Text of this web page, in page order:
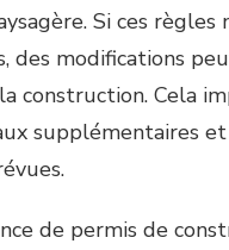
Si ces règles
des modifications
construction. Cela
supplémentaires
de permis de